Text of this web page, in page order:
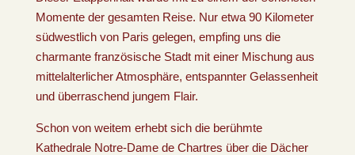
Momente der gesamten Reise. Nur etwa 90 Kilometer
südwestlich von Paris gelegen, empfing uns die
charmante französische Stadt mit einer Mischung aus
mittelalterlicher Atmosphäre, entspannter Gelassenheit
und überraschend jungem Flair.
Schon von weitem erhebt sich die berühmte
Kathedrale Notre-Dame de Chartres über die Dächer